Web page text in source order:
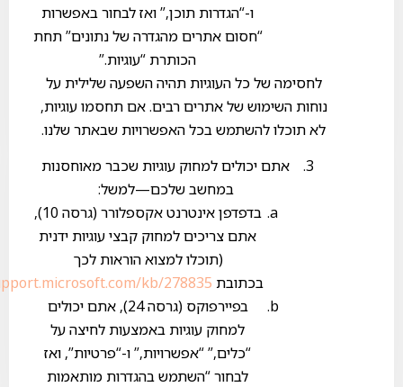
ו-“הגדרות תוכן,” ואז לבחור באפשרות
“חסום אתרים מהגדרה של נתונים” תחת
הכותרת “עוגיות.”
לחסימה של כל העוגיות תהיה השפעה שלילית על
נוחות השימוש של אתרים רבים. אם תחסמו עוגיות,
לא תוכלו להשתמש בכל האפשרויות שבאתר שלנו.
אתם יכולים למחוק עוגיות שכבר מאוחסנות
במחשב שלכם—למשל:
בדפדפן אינטרנט אקספלורר (גרסה 10),
אתם צריכים למחוק קבצי עוגיות ידנית
(תוכלו למצוא הוראות לכך
בכתובת kb/278835
בפיירפוקס (גרסה 24), אתם יכולים
למחוק עוגיות באמצעות לחיצה על
“כלים,” “אפשרויות,” ו-“פרטיות”, ואז
לבחור “השתמש בהגדרות מותאמות